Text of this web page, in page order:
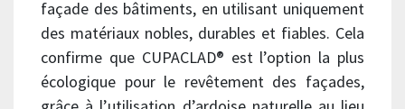
façade des bâtiments, en utilisant uniquement
des matériaux nobles, durables et fiables. Cela
confirme que CUPACLAD® est l’option la plus
écologique pour le revêtement des façades,